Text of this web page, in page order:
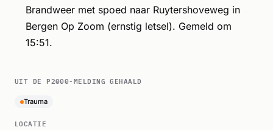
Brandweer met spoed naar Ruytershoveweg in
Bergen Op Zoom (ernstig letsel). Gemeld om
15:51.
UIT DE P2000-MELDING GEHAALD
Trauma
LOCATIE